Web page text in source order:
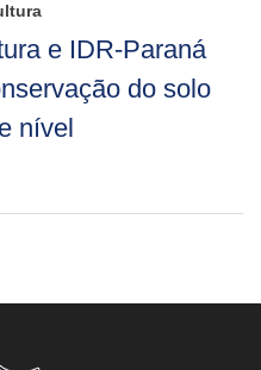
e IDR-Paraná
do solo
nível